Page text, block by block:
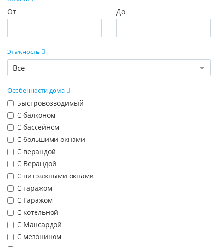
От До
Этажность
Все
Особенности дома
Быстровозводимый
С балконом
С бассейном
С большими окнами
С верандой
С Верандой
С витражными окнами
С гаражом
С Гаражом
С котельной
С Мансардой
С мезонином